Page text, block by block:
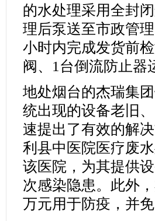
的水处理采用全封
理后泵送至市政管
小时内完成发货前
阀、1台倒流防止器
地处烟台的杰瑞集
统出现的设备老旧
速提出了有效的解
利县中医院医疗废
该医院，为其提供
次感染隐患。此外
万元用于防疫，并